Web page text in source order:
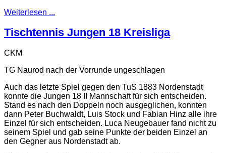
Weiterlesen ...
Tischtennis Jungen 18 Kreisliga
CKM
TG Naurod nach der Vorrunde ungeschlagen
Auch das letzte Spiel gegen den TuS 1883 Nordenstadt
konnte die Jungen 18 II Mannschaft für sich entscheiden.
Stand es nach den Doppeln noch ausgeglichen, konnten
dann Peter Buchwaldt, Luis Stock und Fabian Hinz alle ihre
Einzel für sich entscheiden. Luca Neugebauer fand nicht zu
seinem Spiel und gab seine Punkte der beiden Einzel an
den Gegner aus Nordenstadt ab.